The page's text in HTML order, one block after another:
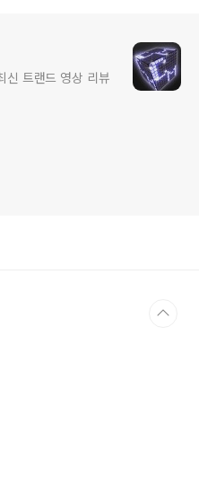
신 트랜드 영상 리뷰